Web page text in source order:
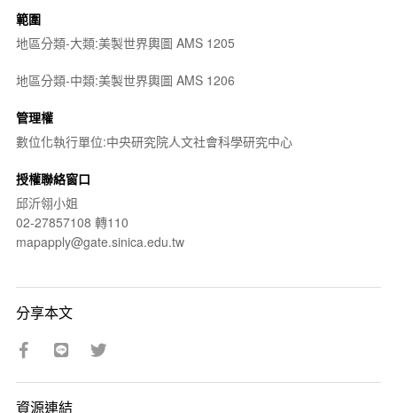
範圍
地區分類-大類:美製世界輿圖 AMS 1205
地區分類-中類:美製世界輿圖 AMS 1206
管理權
數位化執行單位:中央研究院人文社會科學研究中心
授權聯絡窗口
邱沂翎小姐
02-27857108 轉110
mapapply@gate.sinica.edu.tw
分享本文
資源連結